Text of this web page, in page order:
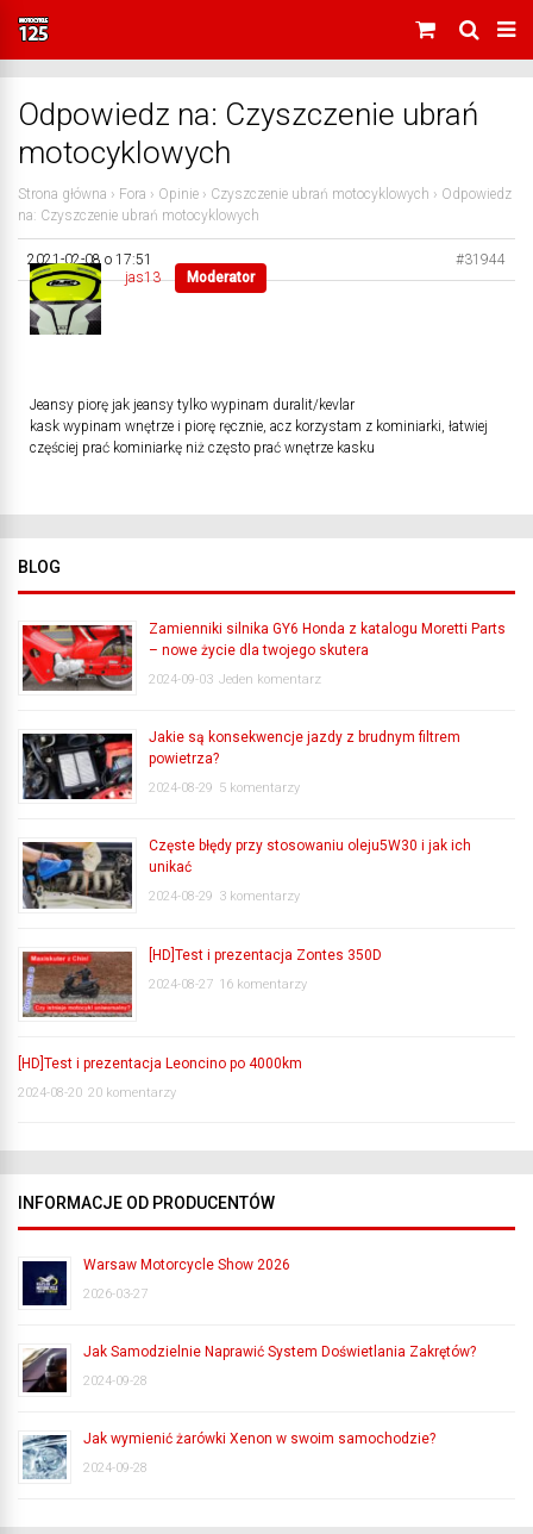
Odpowiedz na: Czyszczenie ubrań
motocyklowych
Strona główna › Fora › Opinie › Czyszczenie ubrań motocyklowych › Odpowiedz
na: Czyszczenie ubrań motocyklowych
2021-02-08 o 17:51
#31944
jas13
Moderator
Jeansy piorę jak jeansy tylko wypinam duralit/kevlar
kask wypinam wnętrze i piorę ręcznie, acz korzystam z kominiarki, łatwiej
częściej prać kominiarkę niż często prać wnętrze kasku
BLOG
Zamienniki silnika GY6 Honda z katalogu Moretti Parts
– nowe życie dla twojego skutera
2024-09-03 Jeden komentarz
Jakie są konsekwencje jazdy z brudnym filtrem
powietrza?
2024-08-29 5 komentarzy
Częste błędy przy stosowaniu oleju5W30 i jak ich
unikać
2024-08-29 3 komentarzy
[HD]Test i prezentacja Zontes 350D
2024-08-27 16 komentarzy
[HD]Test i prezentacja Leoncino po 4000km
2024-08-20 20 komentarzy
INFORMACJE OD PRODUCENTÓW
Warsaw Motorcycle Show 2026
2026-03-27
Jak Samodzielnie Naprawić System Doświetlania Zakrętów?
2024-09-28
Jak wymienić żarówki Xenon w swoim samochodzie?
2024-09-28